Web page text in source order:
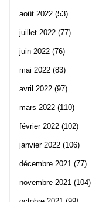
août 2022 (53)
juillet 2022 (77)
juin 2022 (76)
mai 2022 (83)
avril 2022 (97)
mars 2022 (110)
février 2022 (102)
janvier 2022 (106)
décembre 2021 (77)
novembre 2021 (104)